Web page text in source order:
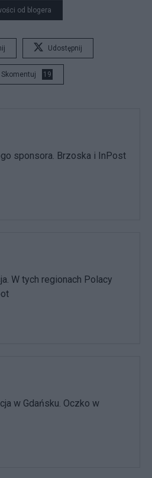
od blogera
Udostępnij
Skomentuj 19
sponsora. Brzoska i InPost
W tych regionach Polacy
w Gdańsku. Oczko w